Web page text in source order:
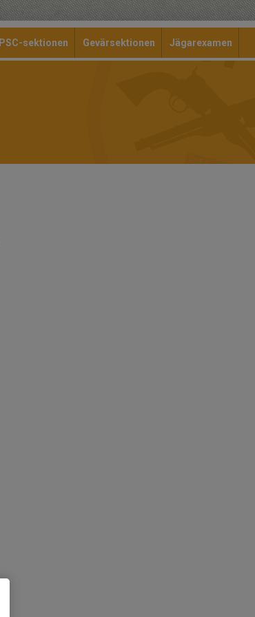
IPSC-sektionen Gevärsektionen Jägarexamen